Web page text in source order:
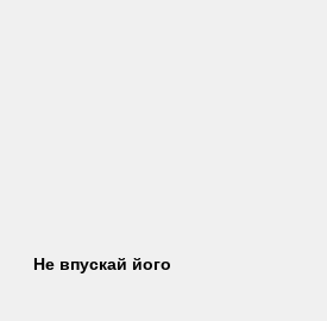
Не впускай його